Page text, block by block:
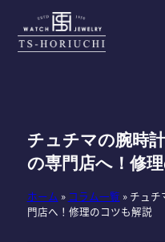
チュチマの腕時
の専門店へ！修
ホーム » コラム一覧 » チュチ
門店へ！修理のコツも解説